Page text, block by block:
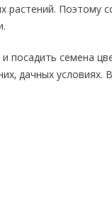
Поэтому
посадить семена
дачных